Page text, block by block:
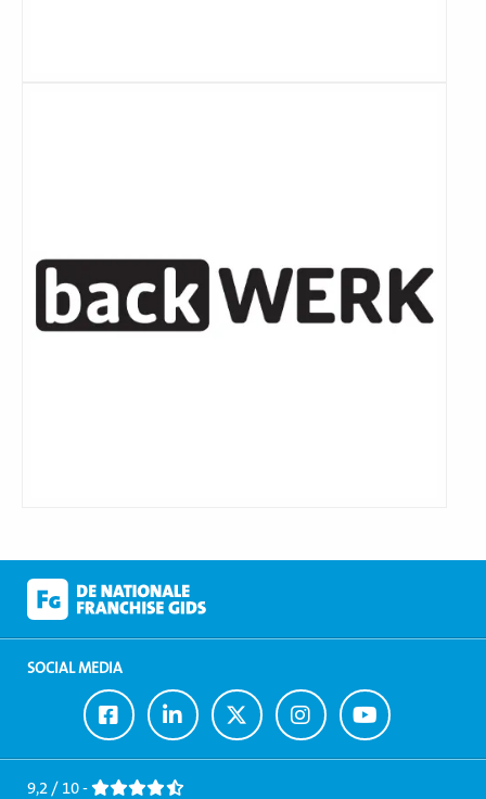
SOCIAL MEDIA
Ga
naar
Facebook
Ga
naar
LinkedIn
Ga
naar
Twitter
Ga
naar
Instagram
Ga
naar
Youtube
9,2 / 10 -